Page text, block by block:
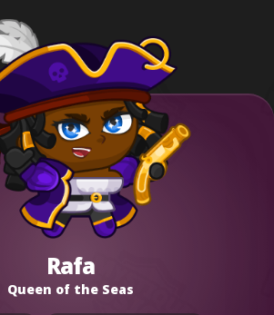
Rafa
Queen of the Seas